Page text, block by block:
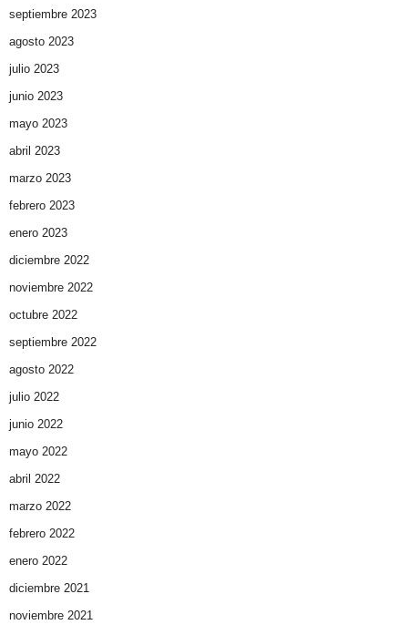
septiembre 2023
agosto 2023
julio 2023
junio 2023
mayo 2023
abril 2023
marzo 2023
febrero 2023
enero 2023
diciembre 2022
noviembre 2022
octubre 2022
septiembre 2022
agosto 2022
julio 2022
junio 2022
mayo 2022
abril 2022
marzo 2022
febrero 2022
enero 2022
diciembre 2021
noviembre 2021